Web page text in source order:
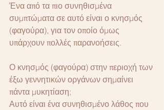
Ένα από τα πιο συνηθισμένα
συμπτώματα σε αυτό είναι ο κνησμός
(φαγούρα), για τον οποίο όμως
υπάρχουν πολλές παρανοήσεις.
Ο κνησμός (φαγούρα) στην περιοχή των
έξω γεννητικών οργάνων σημαίνει
πάντα μυκητίαση;
Αυτό είναι ένα συνηθισμένο λάθος που